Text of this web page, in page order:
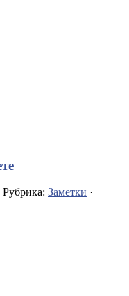
Рубрика: Заметки ·